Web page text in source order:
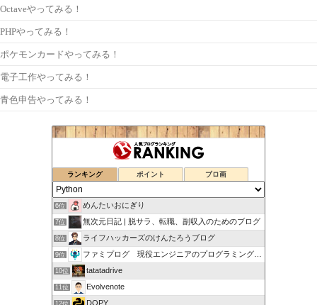
Octaveやってみる！
PHPやってみる！
ポケモンカードやってみる！
電子工作やってみる！
青色申告やってみる！
ランキング ポイント ブロ画
6位 めんたいおにぎり
7位 無次元日記 | 脱サラ、転職、副収入のためのブログ
8位 ライフハッカーズのけんたろうブログ
9位 ファミプログ 現役エンジニアのプログラミング入門講座
10位 tatatadrive
11位 Evolvenote
12位 DOPY